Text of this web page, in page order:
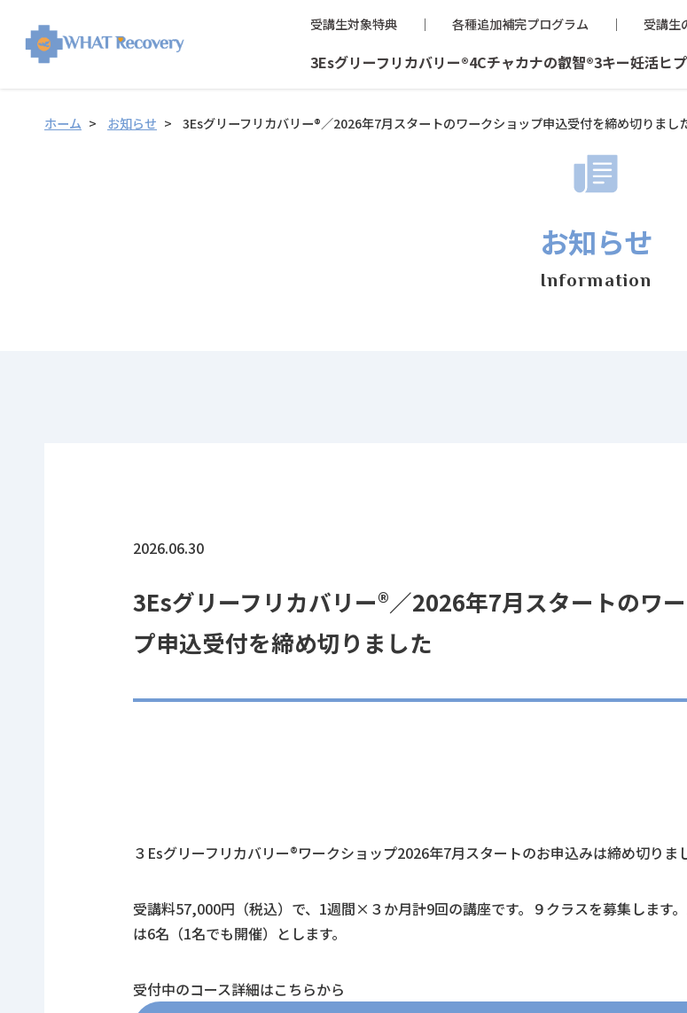
受講生対象特典 各種追加補完プログラム 受講生
3Esグリーフリカバリー®4Cチャカナの叡智®3キー妊活ヒ
ホーム お知らせ 3Esグリーフリカバリー®／2026年7月スタートのワークショップ申込受付を締め切りまし
お知らせ
Information
2026.06.30
3Esグリーフリカバリー®／2026年7月スタートのワ
プ申込受付を締め切りました
３Esグリーフリカバリー®ワークショップ2026年7月スタートのお申込みは締め切りま
受講料57,000円（税込）で、1週間×３か月計9回の講座です。９クラスを募集します
は6名（1名でも開催）とします。
受付中のコース詳細はこちらから